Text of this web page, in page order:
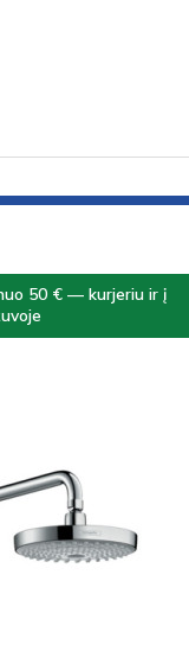
50 € — kurjeriu ir į